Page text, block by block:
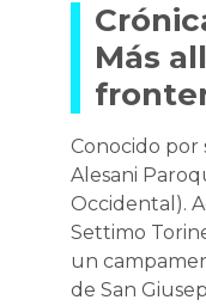
Más
Conocido por
Alesani
Occidental).
Settimo
un
de San